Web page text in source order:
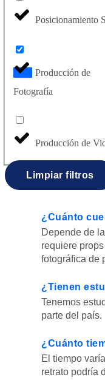
Posicionamiento
Producción de
Fotografía
Producción de
Limpiar filtros
¿Cuánto
Depende de
requiere
fotográfica de
¿Tienen
Tenemos
parte del país.
¿Cuánto
El tiempo
retrato podría